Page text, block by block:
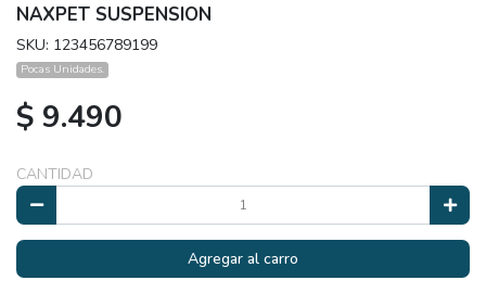
NAXPET SUSPENSION
SKU: 123456789199
Pocas Unidades.
$ 9.490
CANTIDAD
Agregar al carro